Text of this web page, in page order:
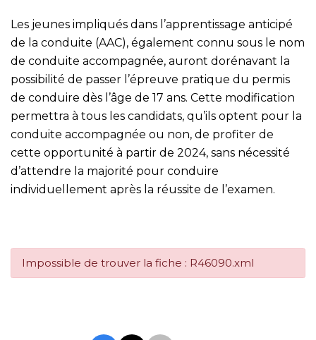
Les jeunes impliqués dans l’apprentissage anticipé
de la conduite (AAC), également connu sous le nom
de conduite accompagnée, auront dorénavant la
possibilité de passer l’épreuve pratique du permis
de conduire dès l’âge de 17 ans. Cette modification
permettra à tous les candidats, qu’ils optent pour la
conduite accompagnée ou non, de profiter de
cette opportunité à partir de 2024, sans nécessité
d’attendre la majorité pour conduire
individuellement après la réussite de l’examen.
Impossible de trouver la fiche : R46090.xml